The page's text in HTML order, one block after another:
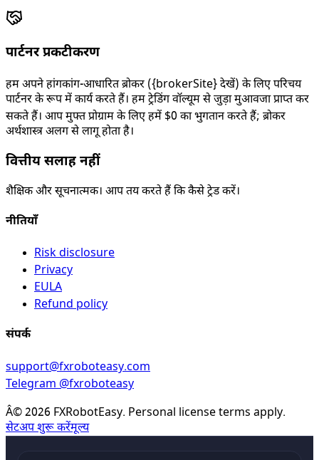
पार्टनर प्रकटीकरण
हम अपने हांगकांग-आधारित ब्रोकर ({brokerSite} देखें) के लिए परिचय
पार्टनर के रूप में कार्य करते हैं। हम ट्रेडिंग वॉल्यूम से जुड़ा मुआवजा प्राप्त कर
सकते हैं। आप मुफ्त प्रोग्राम के लिए हमें $0 का भुगतान करते हैं; ब्रोकर
अर्थशास्त्र अलग से लागू होता है।
वित्तीय सलाह नहीं
शैक्षिक और सूचनात्मक। आप तय करते हैं कि कैसे ट्रेड करें।
नीतियाँ
Risk disclosure
Privacy
EULA
Refund policy
संपर्क
support@fxroboteasy.com
Telegram @fxroboteasy
Â©2026 FXRobotEasy. Personal license terms apply.
सेटअप शुरू करेंमूल्य